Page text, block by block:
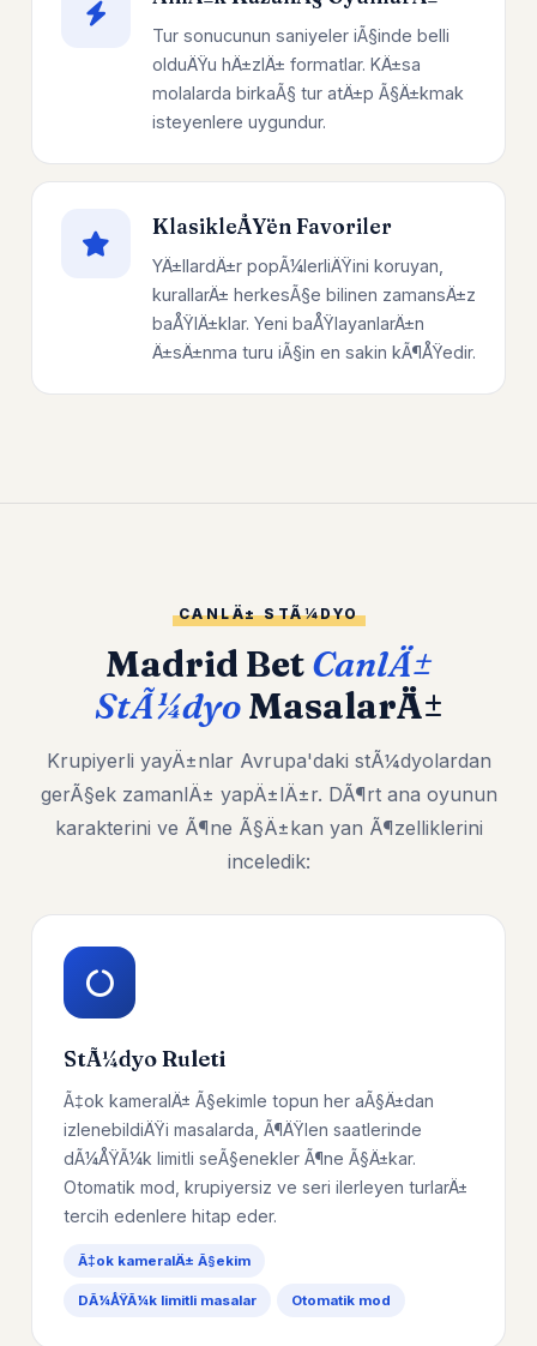
Tur sonucunun saniyeler iÃ§inde belli
olduÄŸu hÄ±zlÄ± formatlar. KÄ±sa
molalarda birkaÃ§ tur atÄ±p Ã§Ä±kmak
isteyenlere uygundur.
KlasikleÅŸen Favoriler
YÄ±llardÄ±r popÃ¼lerliÄŸini koruyan,
kurallarÄ± herkesÃ§e bilinen zamansÄ±z
baÅŸlÄ±klar. Yeni baÅŸlayanlarÄ±n
Ä±sÄ±nma turu iÃ§in en sakin kÃ¶ÅŸedir.
CANLÄ± STÃ¼DYO
Madrid BetCanlÄ±
StÃ¼dyoMasalarÄ±
Krupiyerli yayÄ±nlar Avrupa'daki stÃ¼dyolardan
gerÃ§ek zamanlÄ± yapÄ±lÄ±r. DÃ¶rt ana oyunun
karakterini ve Ã¶ne Ã§Ä±kan yan Ã¶zelliklerini
inceledik:
StÃ¼dyo Ruleti
Ã‡ok kameralÄ± Ã§ekimle topun her aÃ§Ä±dan
izlenebildiÄŸi masalarda, Ã¶ÄŸlen saatlerinde
dÃ¼ÅŸÃ¼k limitli seÃ§enekler Ã¶ne Ã§Ä±kar.
Otomatik mod, krupiyersiz ve seri ilerleyen turlarÄ±
tercih edenlere hitap eder.
Ã‡ok kameralÄ± Ã§ekim
DÃ¼ÅŸÃ¼k limitli masalar Otomatik mod